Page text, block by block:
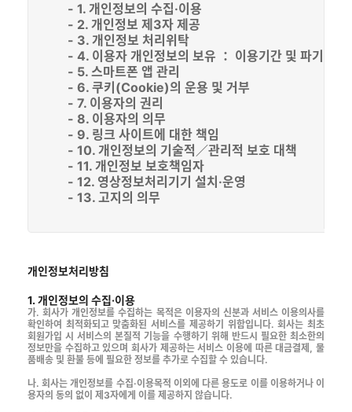
- 1. 개인정보의 수집·이용
- 2. 개인정보 제3자 제공
- 3. 개인정보 처리위탁
- 4. 이용자 개인정보의 보유 ： 이용기간 및 파기
- 5. 스마트폰 앱 관리
- 6. 쿠키(Cookie)의 운용 및 거부
- 7. 이용자의 권리
- 8. 이용자의 의무
- 9. 링크 사이트에 대한 책임
- 10. 개인정보의 기술적／관리적 보호 대책
- 11. 개인정보 보호책임자
- 12. 영상정보처리기기 설치·운영
- 13. 고지의 의무
개인정보처리방침
1. 개인정보의 수집·이용
가. 회사가 개인정보를 수집하는 목적은 이용자의 신분과 서비스 이용의사를
확인하여 최적화되고 맞춤화된 서비스를 제공하기 위함입니다. 회사는 최초
회원가입 시 서비스의 본질적 기능을 수행하기 위해 반드시 필요한 최소한의
정보만을 수집하고 있으며 회사가 제공하는 서비스 이용에 따른 대금결제, 물
품배송 및 환불 등에 필요한 정보를 추가로 수집할 수 있습니다.
나. 회사는 개인정보를 수집·이용목적 이외에 다른 용도로 이를 이용하거나 이
용자의 동의 없이 제3자에게 이를 제공하지 않습니다.